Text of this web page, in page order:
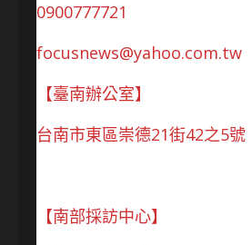
0900777721
focusnews@yahoo.com.tw
【臺南辦公室】
台南市東區崇德21街42之5號
【南部採訪中心】